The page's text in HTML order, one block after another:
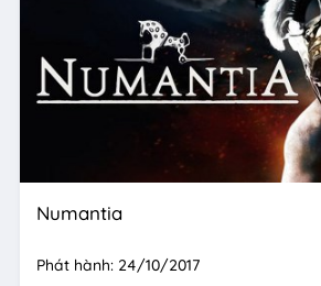
Numantia
Phát hành: 24/10/2017